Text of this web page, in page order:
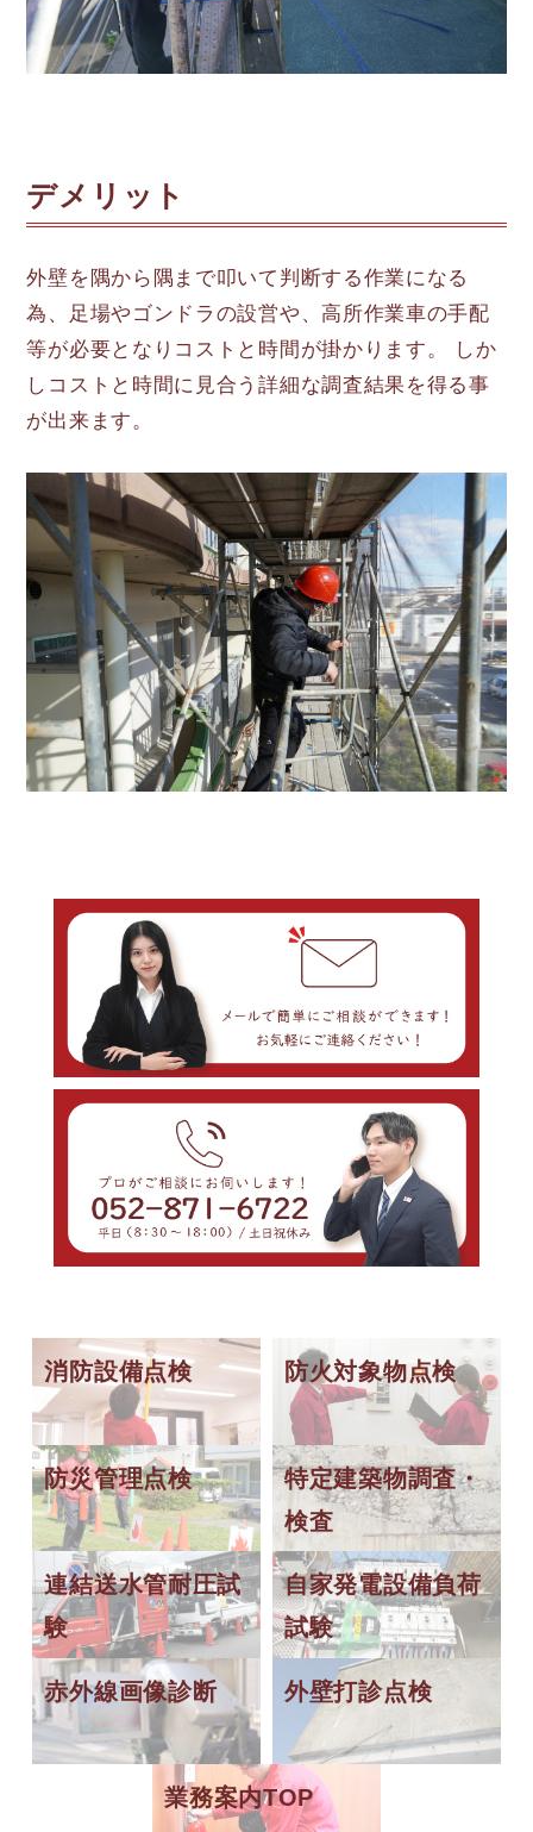
デメリット
外壁を隅から隅まで叩いて判断する作業になる
為、足場やゴンドラの設営や、高所作業車の手配
等が必要となりコストと時間が掛かります。 しか
しコストと時間に見合う詳細な調査結果を得る事
が出来ます。
消防設備点検 防火対象物点検
防災管理点検
特定建築物調査・
検査
連結送水管耐圧試
験
自家発電設備負荷
試験
赤外線画像診断 外壁打診点検
業務案内TOP